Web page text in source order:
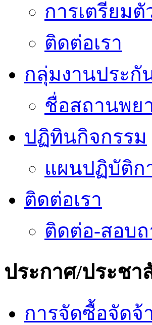
การเตรียม
ติดต่อเรา
กลุ่มงานประกั
ชื่อสถานพย
ปฏิทินกิจกรรม
แผนปฏิบัติก
ติดต่อเรา
ติดต่อ-สอบ
ประกาศ/ประช
การจัดซื้อจัดจ้